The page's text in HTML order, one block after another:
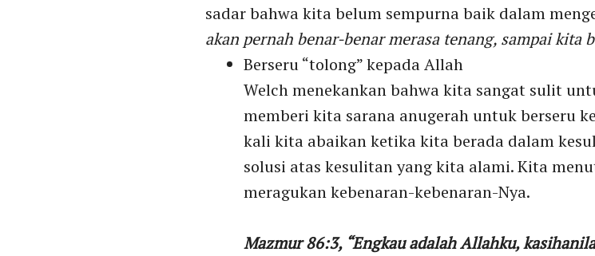
sadar bahwa kita belum sempurna baik dalam
akan pernah benar-benar merasa tenang, sampai kita
Berseru “tolong” kepada Allah
Welch menekankan bahwa kita sangat sulit
memberi kita sarana anugerah untuk berseru
kali kita abaikan ketika kita berada dalam
solusi atas kesulitan yang kita alami. Kita
meragukan kebenaran-kebenaran-Nya.
Mazmur 86:3, “Engkau adalah Allahku,